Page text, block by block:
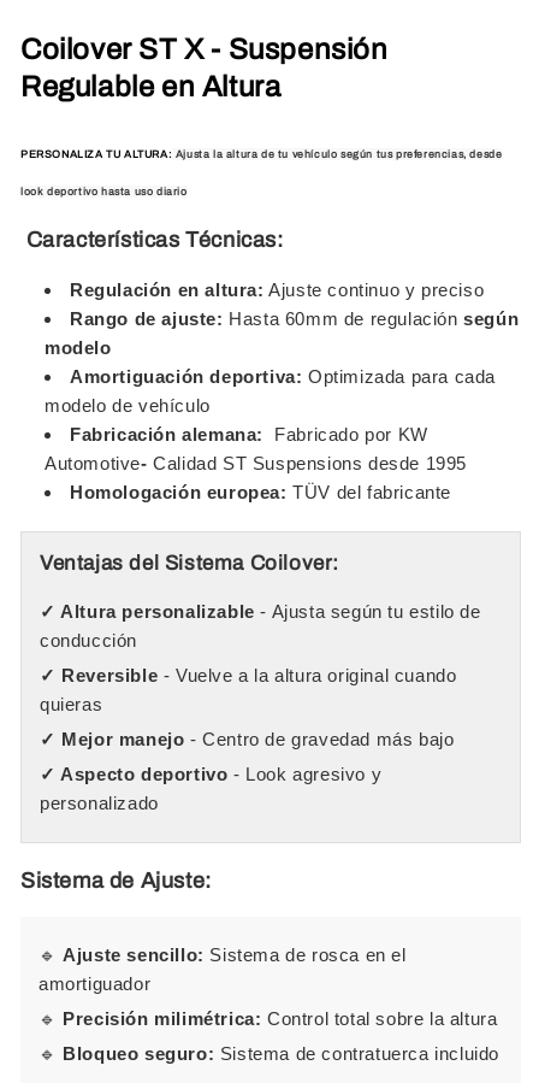
Coilover ST X - Suspensión
Regulable en Altura
PERSONALIZA TU ALTURA: Ajusta la altura de tu vehículo según tus preferencias, desde
look deportivo hasta uso diario
Características Técnicas:
Regulación en altura: Ajuste continuo y preciso
Rango de ajuste: Hasta 60mm de regulaciónsegún
modelo
Amortiguación deportiva: Optimizada para cada
modelo de vehículo
Fabricación alemana: Fabricado por KW
Automotive-Calidad ST Suspensions desde 1995
Homologación europea: TÜV del fabricante
Ventajas del Sistema Coilover:
✓ Altura personalizable - Ajusta según tu estilo de
conducción
✓ Reversible - Vuelve a la altura original cuando
quieras
✓ Mejor manejo - Centro de gravedad más bajo
✓ Aspecto deportivo - Look agresivo y
personalizado
Sistema de Ajuste:
🔹Ajuste sencillo: Sistema de rosca en el
amortiguador
🔹 Precisión milimétrica: Control total sobre la altura
🔹 Bloqueo seguro: Sistema de contratuerca incluido